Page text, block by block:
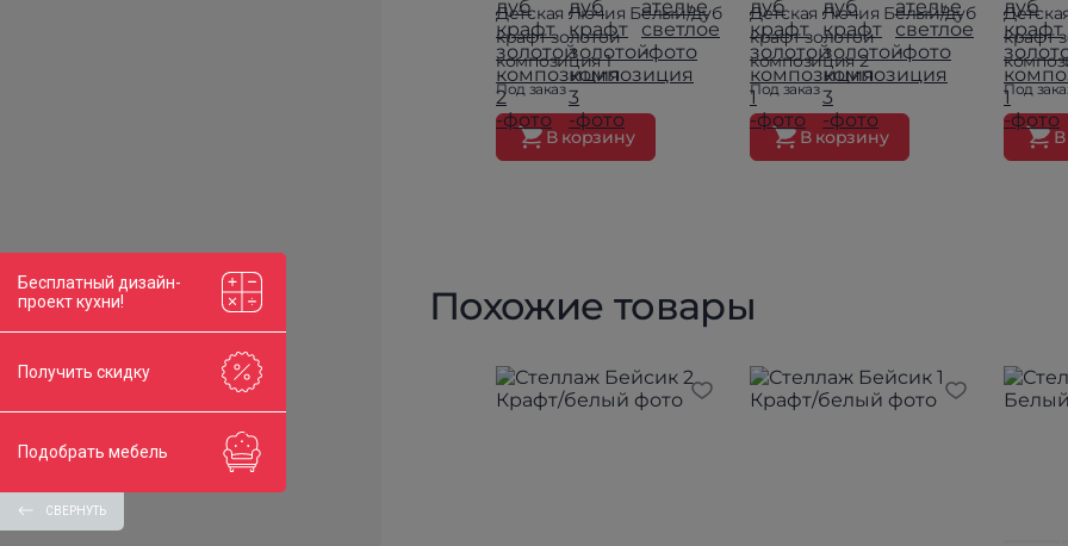
Детская Лючия Белый/дуб
крафт золотой
композиция 1
Под заказ
В корзину
Детская Лючия Белый/дуб
крафт золотой
композиция 2
Под заказ
В корзину
крафт
Под
Похожие товары
Бесплатный дизайн-
проект кухни!
Получить скидку
Подобрать мебель
СВЕРНУТЬ